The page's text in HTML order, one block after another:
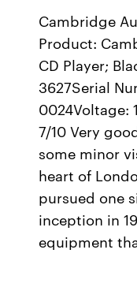
Cambridge
Product:
CD Player;
3627Serial
0024Voltage:
7/10 Very
some minor
heart of
pursued one
inception in
equipment